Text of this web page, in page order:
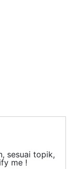
sesuai topik,
me !